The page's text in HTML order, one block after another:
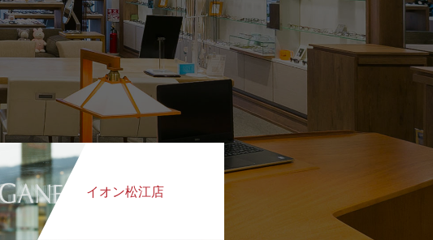
イオン松江店